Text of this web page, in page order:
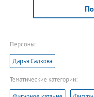
Персоны:
Дарья Садкова
Тематические категории: